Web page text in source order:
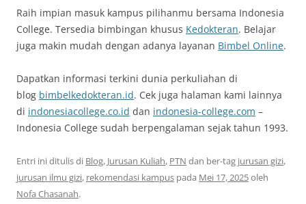
Raih impian masuk kampus pilihanmu bersama Indonesia
College. Tersedia bimbingan khusus Kedokteran. Belajar
juga makin mudah dengan adanya layanan Bimbel Online.
Dapatkan informasi terkini dunia perkuliahan di
blog bimbelkedokteran.id. Cek juga halaman kami lainnya
di indonesiacollege.co.id dan indonesia-college.com –
Indonesia College sudah berpengalaman sejak tahun 1993.
Entri ini ditulis di Blog, Jurusan Kuliah, PTN dan ber-tag jurusan gizi,
jurusan ilmu gizi, rekomendasi kampus pada Mei 17, 2025oleh
Nofa Chasanah.